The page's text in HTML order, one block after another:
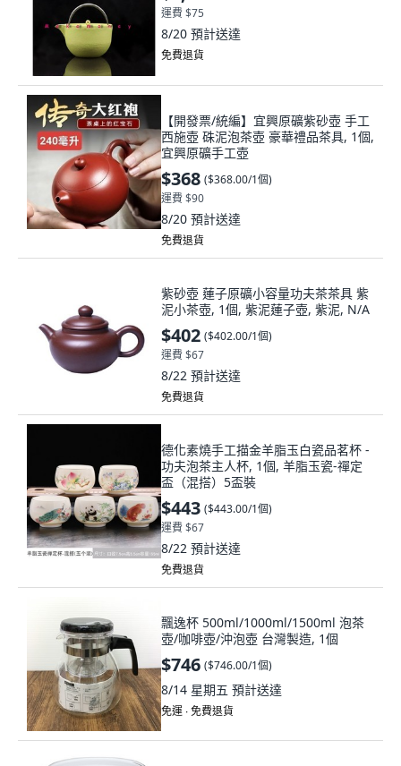
運費 $75
8/20 預計送達
免費退貨
【開發票/統編】宜興原礦紫砂壺 手工
西施壺 硃泥泡茶壺 豪華禮品茶具, 1個,
宜興原礦手工壺
$368 ($368.00/1個)
運費 $90
8/20 預計送達
免費退貨
紫砂壺 蓮子原礦小容量功夫茶茶具 紫
泥小茶壺, 1個, 紫泥蓮子壺, 紫泥, N/A
$402 ($402.00/1個)
運費 $67
8/22 預計送達
免費退貨
德化素燒手工描金羊脂玉白瓷品茗杯 -
功夫泡茶主人杯, 1個, 羊脂玉瓷-禪定
盃（混搭）5盃裝
$443 ($443.00/1個)
運費 $67
8/22 預計送達
免費退貨
飄逸杯 500ml/1000ml/1500ml 泡茶
壺/咖啡壺/沖泡壺 台灣製造, 1個
$746 ($746.00/1個)
8/14 星期五 預計送達
免運 ∙ 免費退貨